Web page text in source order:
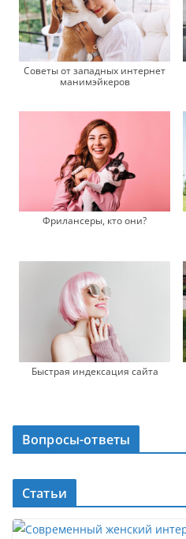
Советы от западных интернет
манимэйкеров
Фрилансеры, кто они?
Быстрая индексация сайта
Вопросы-ответы
Статьи